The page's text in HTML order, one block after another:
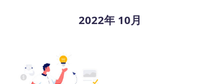
2022年 10月